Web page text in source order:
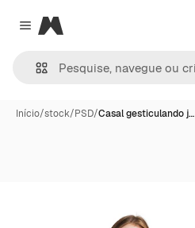
Close menu
Magnific
Início/stock/PSD/Casal gesticulando j…